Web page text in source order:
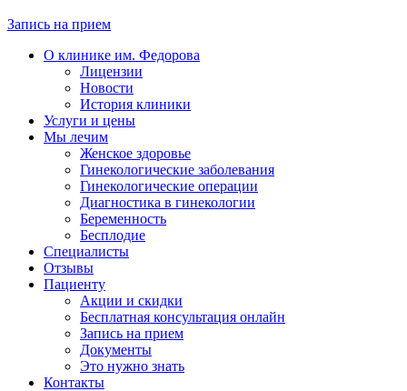
Запись на прием
О клинике им. Федорова
Лицензии
Новости
История клиники
Услуги и цены
Мы лечим
Женское здоровье
Гинекологические заболевания
Гинекологические операции
Диагностика в гинекологии
Беременность
Бесплодие
Специалисты
Отзывы
Пациенту
Акции и скидки
Бесплатная консультация онлайн
Запись на прием
Документы
Это нужно знать
Контакты